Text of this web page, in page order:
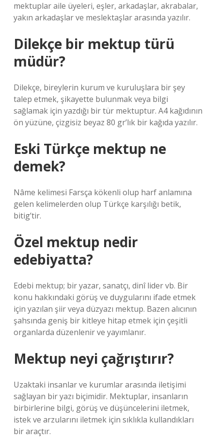
mektuplar aile üyeleri, eşler, arkadaşlar, akrabalar,
yakın arkadaşlar ve meslektaşlar arasında yazılır.
Dilekçe bir mektup türü
müdür?
Dilekçe, bireylerin kurum ve kuruluşlara bir şey
talep etmek, şikayette bulunmak veya bilgi
sağlamak için yazdığı bir tür mektuptur. A4 kağıdının
ön yüzüne, çizgisiz beyaz 80 gr’lık bir kağıda yazılır.
Eski Türkçe mektup ne
demek?
Nâme kelimesi Farsça kökenli olup harf anlamına
gelen kelimelerden olup Türkçe karşılığı betik,
bitig’tir.
Özel mektup nedir
edebiyatta?
Edebi mektup; bir yazar, sanatçı, dinî lider vb. Bir
konu hakkındaki görüş ve duygularını ifade etmek
için yazılan şiir veya düzyazı mektup. Bazen alıcının
şahsında geniş bir kitleye hitap etmek için çeşitli
organlarda düzenlenir ve yayımlanır.
Mektup neyi çağrıştırır?
Uzaktaki insanlar ve kurumlar arasında iletişimi
sağlayan bir yazı biçimidir. Mektuplar, insanların
birbirlerine bilgi, görüş ve düşüncelerini iletmek,
istek ve arzularını iletmek için sıklıkla kullandıkları
bir araçtır.